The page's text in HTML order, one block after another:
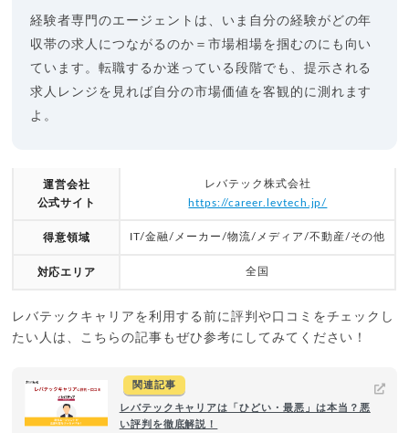
経験者専門のエージェントは、いま自分の経験がどの年
収帯の求人につながるのか＝市場相場を掴むのにも向い
ています。転職するか迷っている段階でも、提示される
求人レンジを見れば自分の市場価値を客観的に測れます
よ。
運営会社
公式サイト
レバテック株式会社
https://career.levtech.jp/
得意領域 IT/金融/メーカー/物流/メディア/不動産/その他
対応エリア 全国
レバテックキャリアを利用する前に評判や口コミをチェックし
たい人は、こちらの記事もぜひ参考にしてみてください！
関連記事
レバテックキャリアは「ひどい・最悪」は本当？悪
い評判を徹底解説！